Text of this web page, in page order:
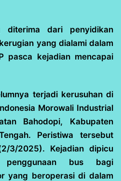
diterima dari penyidikan
yang dialami dalam
pasca kejadian mencapai
terjadi kerusuhan di
Morowali Industrial
Bahodopi, Kabupaten
Peristiwa tersebut
3/2025). Kejadian dipicu
penggunaan bus bagi
yang beroperasi di dalam